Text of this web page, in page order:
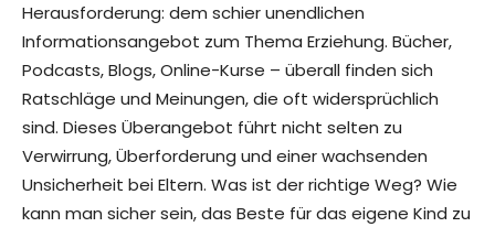
Herausforderung: dem schier unendlichen
Informationsangebot zum Thema Erziehung. Bücher,
Podcasts, Blogs, Online-Kurse – überall finden sich
Ratschläge und Meinungen, die oft widersprüchlich
sind. Dieses Überangebot führt nicht selten zu
Verwirrung, Überforderung und einer wachsenden
Unsicherheit bei Eltern. Was ist der richtige Weg? Wie
kann man sicher sein, das Beste für das eigene Kind zu